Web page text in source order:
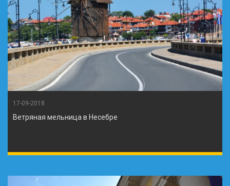
17-09-2018
Ветряная мельница в Несебре